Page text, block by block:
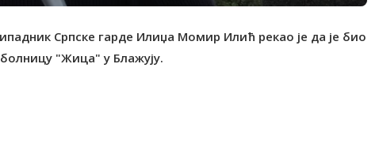
Српске гарде Илиџа Момир Илић рекао је да је био